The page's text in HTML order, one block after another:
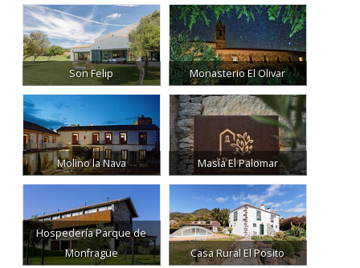
Son Felip Monasterio El Olivar
Molino la Nava Masía El Palomar
Hospedería Parque de
Monfragüe
Casa Rural El Posito